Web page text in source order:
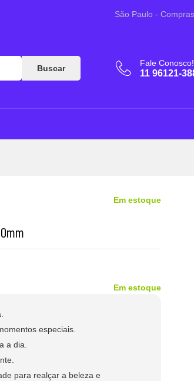
São Paulo -
Buscar
Fale Conosco!
11 96121-
Em estoque
Em estoque
especiais.
a dia.
para realçar a beleza e
R$24,99